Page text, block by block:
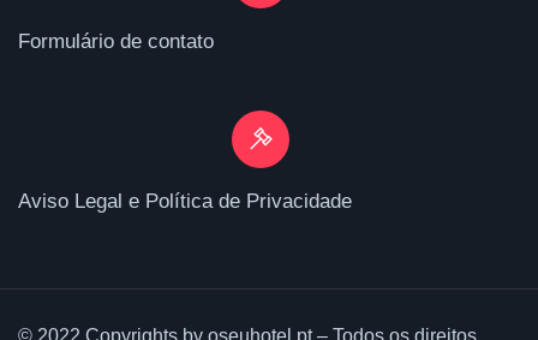
Formulário de contato
Aviso Legal e Política de Privacidade
© 2022 Copyrights by oseuhotel.pt – Todos os direitos